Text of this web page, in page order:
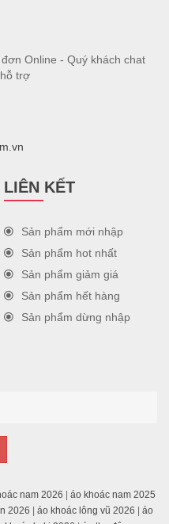
Online - Quý khách chat
trợ
LIÊN KẾT
Sản phẩm mới nhập
Sản phẩm hot nhất
Sản phẩm giảm giá
Sản phẩm hết hàng
Sản phẩm dừng nhập
nam 2026
áo khoác nam 2025
2026 áo khoác lông vũ 2026
áo